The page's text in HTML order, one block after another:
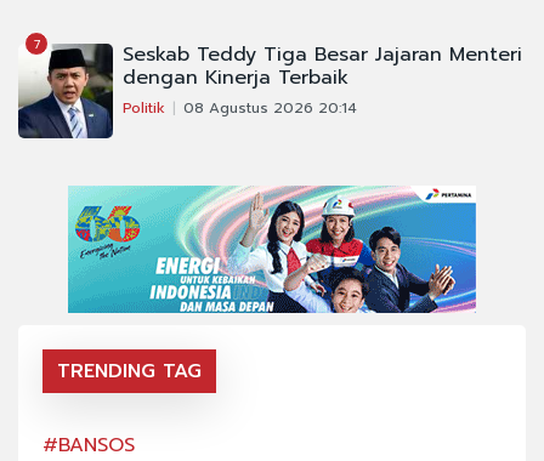
7 Seskab Teddy Tiga Besar Jajaran Menteri
dengan Kinerja Terbaik
Politik 08 Agustus 2026 20:14
TRENDING TAG
#BANSOS